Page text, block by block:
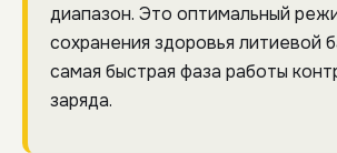
диапазон. Это оптимальный
сохранения здоровья литиевой
самая быстрая фаза работы
заряда.